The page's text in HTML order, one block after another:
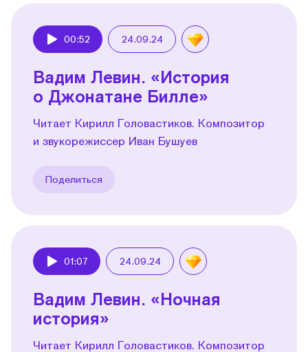
00:52 24.09.24
Вадим Левин. «История
о Джонатане Билле»
Читает Кирилл Головастиков. Композитор
и звукорежиссер Иван Бушуев
Поделиться
01:07 24.09.24
Вадим Левин. «Ночная
история»
Читает Кирилл Головастиков. Композитор